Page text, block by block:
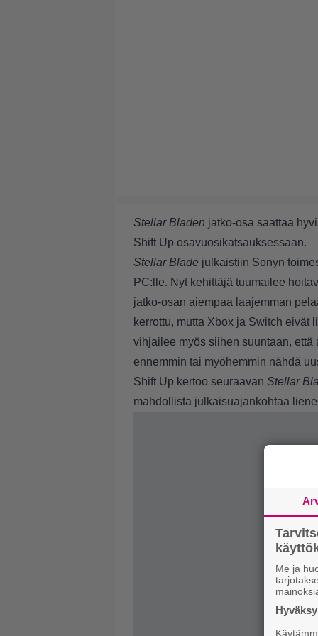
Stellar Bladen jatko-osa saattaa
Shift Up osavuosikatsauksessaan.
Stellar Blade julkaistiin Sonyn
PC:lle. Nyt kehittäjä tuumailee
jatko-osan aiempaa laajemman
kerrottu, mutta Xbox ja Switch eivät
vihjailee myös siihen suuntaan, että
ennemmin tai myöhemmin nähdä
Shift Up kertoo seuraavan Stellar
mahdollista julkaisuajankohtaa
Me ja